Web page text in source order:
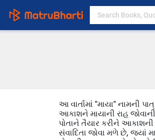
આ વાર્તામાં "માયા" નામની
આકાશને માયાની રાહ
પોતાને તૈયાર કરીને
સંવાદિતા જોવા મળે છે,